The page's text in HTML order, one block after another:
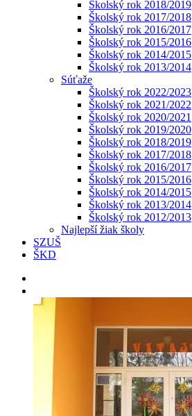
Školský rok 2018/2019
Školský rok 2017/2018
Školský rok 2016/2017
Školský rok 2015/2016
Školský rok 2014/2015
Školský rok 2013/2014
Súťaže
Školský rok 2022/2023
Školský rok 2021/2022
Školský rok 2020/2021
Školský rok 2019/2020
Školský rok 2018/2019
Školský rok 2017/2018
Školský rok 2016/2017
Školský rok 2015/2016
Školský rok 2014/2015
Školský rok 2013/2014
Školský rok 2012/2013
Najlepší žiak školy
SZUŠ
ŠKD